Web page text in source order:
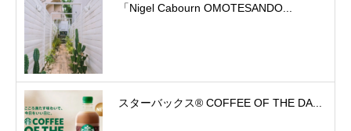
「Nigel Cabourn OMOTESANDO...
スターバックス® COFFEE OF THE DA...